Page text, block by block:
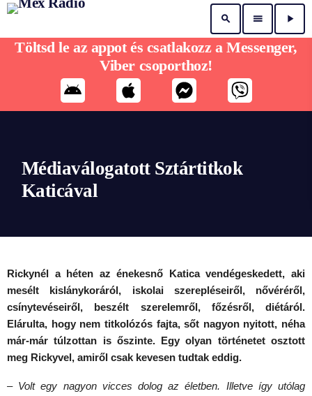
search menu play_arrow
Médiaválogatott Sztártitkok
Katicával
Rickynél a héten az énekesnő Katica vendégeskedett, aki
mesélt kislánykoráról, iskolai szerepléseiről, nővéréről,
csínytevéseiről, beszélt szerelemről, főzésről, diétáról.
Elárulta, hogy nem titkolózós fajta, sőt nagyon nyitott, néha
már-már túlzottan is őszinte. Egy olyan történetet osztott
meg Rickyvel, amiről csak kevesen tudtak eddig.
– Volt egy nagyon vicces dolog az életben. Illetve így utólag
Töltsd le az appot és csatlakozz a Messenger,
Viber csoporthoz!